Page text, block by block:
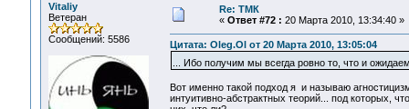
Vitaliy
Ветеран
Сообщений: 5586
Re: ТМК
« Ответ #72 : 20 Марта 2010, 13:34:40 »
Цитата: Oleg.Ol от 20 Марта 2010, 13:05:04
... Ибо получим мы всегда ровно то, что и
Вот именно такой подход я и называю
интуитивно-абстрактных теорий... под которых,